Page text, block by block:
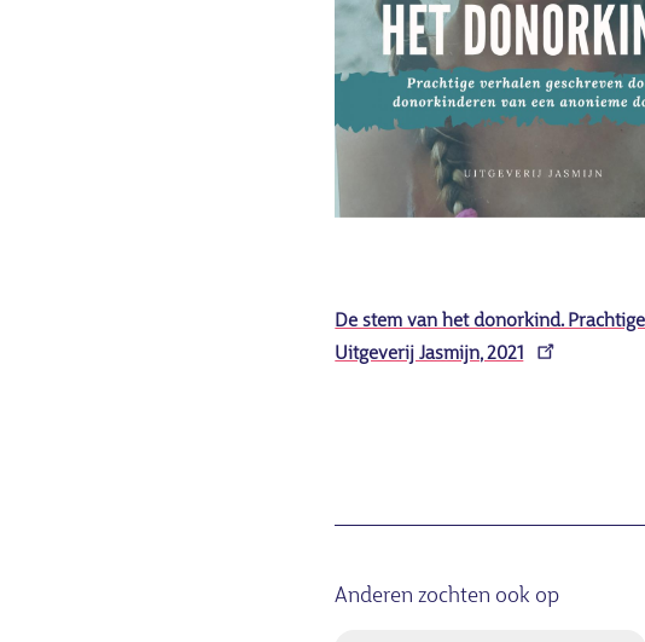
De stem van het donorkind.
Uitgeverij Jasmijn, 2021
Anderen zochten ook op